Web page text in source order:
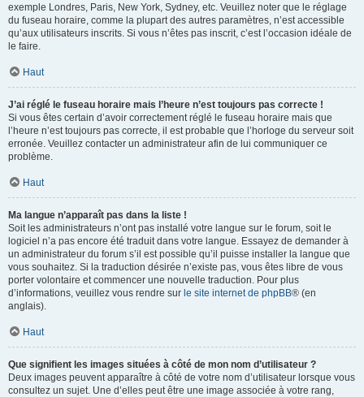
exemple Londres, Paris, New York, Sydney, etc. Veuillez noter que le réglage
du fuseau horaire, comme la plupart des autres paramètres, n’est accessible
qu’aux utilisateurs inscrits. Si vous n’êtes pas inscrit, c’est l’occasion idéale de
le faire.
Haut
J’ai réglé le fuseau horaire mais l’heure n’est toujours pas correcte !
Si vous êtes certain d’avoir correctement réglé le fuseau horaire mais que
l’heure n’est toujours pas correcte, il est probable que l’horloge du serveur soit
erronée. Veuillez contacter un administrateur afin de lui communiquer ce
problème.
Haut
Ma langue n’apparaît pas dans la liste !
Soit les administrateurs n’ont pas installé votre langue sur le forum, soit le
logiciel n’a pas encore été traduit dans votre langue. Essayez de demander à
un administrateur du forum s’il est possible qu’il puisse installer la langue que
vous souhaitez. Si la traduction désirée n’existe pas, vous êtes libre de vous
porter volontaire et commencer une nouvelle traduction. Pour plus
d’informations, veuillez vous rendre sur le site internet de phpBB® (en
anglais).
Haut
Que signifient les images situées à côté de mon nom d’utilisateur ?
Deux images peuvent apparaître à côté de votre nom d’utilisateur lorsque vous
consultez un sujet. Une d’elles peut être une image associée à votre rang,